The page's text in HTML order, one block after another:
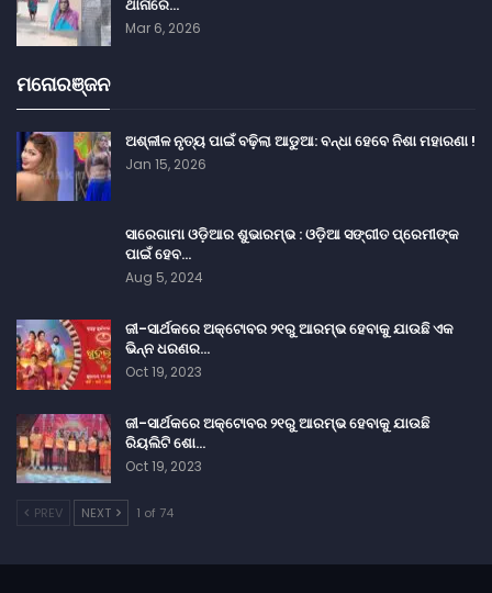
ଥାନାରେ…
Mar 6, 2026
ମନୋରଞ୍ଜନ
ଅଶ୍ଳୀଳ ନୃତ୍ୟ ପାଇଁ ବଢ଼ିଲା ଆଡୁଆ: ବନ୍ଧା ହେବେ ନିଶା ମହାରଣା !
Jan 15, 2026
ସାରେଗାମା ଓଡ଼ିଆର ଶୁଭାରମ୍ଭ : ଓଡ଼ିଆ ସଙ୍ଗୀତ ପ୍ରେମୀଙ୍କ
ପାଇଁ ହେବ…
Aug 5, 2024
ଜୀ-ସାର୍ଥକରେ ଅକ୍ଟୋବର ୨୧ରୁ ଆରମ୍ଭ ହେବାକୁ ଯାଉଛି ଏକ
ଭିନ୍ନ ଧରଣର…
Oct 19, 2023
ଜୀ-ସାର୍ଥକରେ ଅକ୍ଟୋବର ୨୧ରୁ ଆରମ୍ଭ ହେବାକୁ ଯାଉଛି
ରିୟଲିଟି ଶୋ…
Oct 19, 2023
PREV NEXT 1 of 74